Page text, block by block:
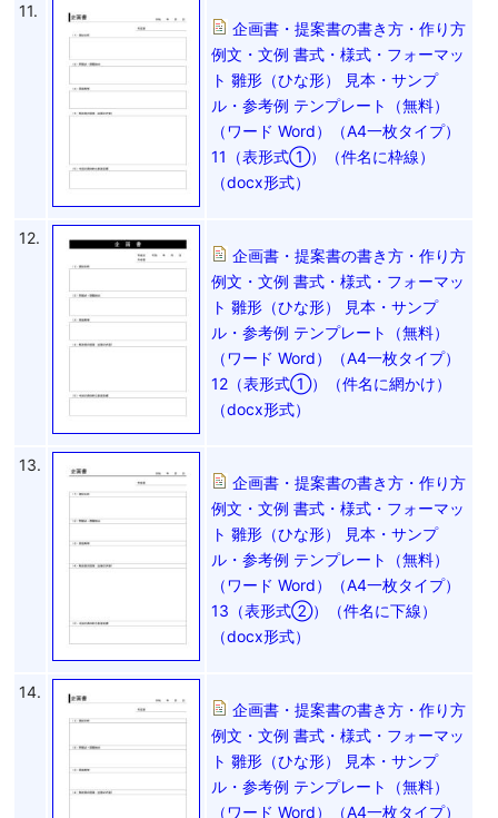
11.
企画書・提案書の書き方・作り方
例文・文例 書式・様式・フォーマッ
ト 雛形（ひな形） 見本・サンプ
ル・参考例 テンプレート（無料）
（ワード Word）（A4一枚タイプ）
11（表形式①）（件名に枠線）
（docx形式）
12.
企画書・提案書の書き方・作り方
例文・文例 書式・様式・フォーマッ
ト 雛形（ひな形） 見本・サンプ
ル・参考例 テンプレート（無料）
（ワード Word）（A4一枚タイプ）
12（表形式①）（件名に網かけ）
（docx形式）
13.
企画書・提案書の書き方・作り方
例文・文例 書式・様式・フォーマッ
ト 雛形（ひな形） 見本・サンプ
ル・参考例 テンプレート（無料）
（ワード Word）（A4一枚タイプ）
13（表形式②）（件名に下線）
（docx形式）
14.
企画書・提案書の書き方・作り方
例文・文例 書式・様式・フォーマッ
ト 雛形（ひな形） 見本・サンプ
ル・参考例 テンプレート（無料）
（ワード Word）（A4一枚タイプ）